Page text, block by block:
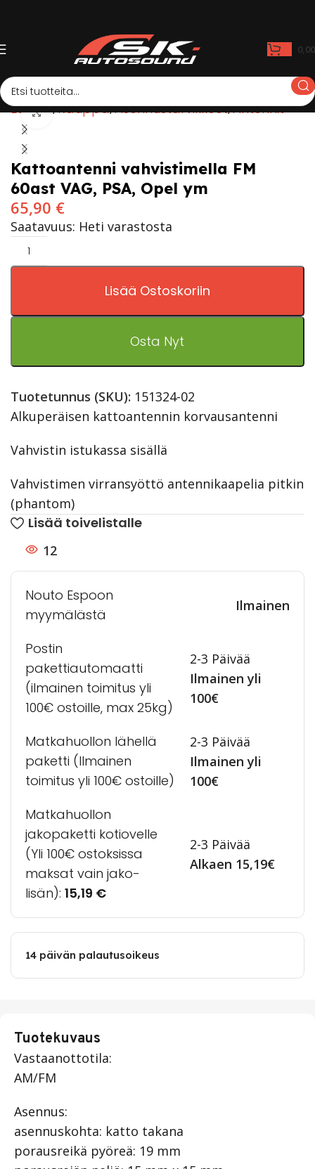
Etusivu Kauppa Asennustarvikkeet Antennit
Click to enlarge
Kattoantenni vahvistimella FM
60ast VAG, PSA, Opel ym
65,90 €
Saatavuus: Heti varastosta
Lisää Ostoskoriin
Osta Nyt
Tuotetunnus (SKU): 151324-02
Alkuperäisen kattoantennin korvausantenni
Vahvistin istukassa sisällä
Vahvistimen virransyöttö antennikaapelia pitkin
(phantom)
Lisää toivelistalle
12
Nouto Espoon
myymälästä
Ilmainen
Postin
pakettiautomaatti
(ilmainen toimitus yli
100€ ostoille, max 25kg)
2-3 Päivää
Ilmainen yli
100€
Matkahuollon lähellä
paketti (Ilmainen
toimitus yli 100€ ostoille)
2-3 Päivää
Ilmainen yli
100€
Matkahuollon
jakopaketti kotiovelle
(Yli 100€ ostoksissa
maksat vain jako-
lisän): 15,19 €
2-3 Päivää
Alkaen 15,19€
14 päivän palautusoikeus
Tuotekuvaus
Vastaanottotila:
AM/FM
Asennus:
asennuskohta: katto takana
porausreikä pyöreä: 19 mm